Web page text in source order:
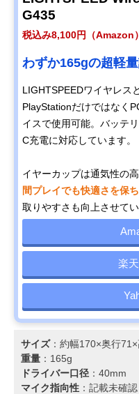
G435
税込み8,100円（Amazon）
わずか165gの超軽
LIGHTSPEEDワイヤレス
PlayStationだけではなく
イスで使用可能。バッテ
C充電に対応しています。
イヤーカップは通気性の
間プレイでも快適さを保
取りやすさも向上させてい
楽
サイズ：約幅170×奥行
重量 ：165g
ドライバー口径 ：40mm
マイク指向性 ：記載未確認